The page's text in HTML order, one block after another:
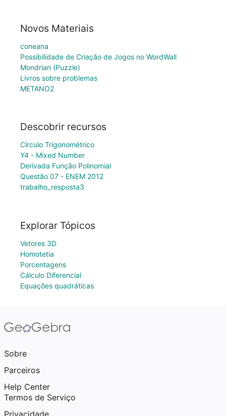
Novos Materiais
coneana
Possibilidade de Criação de Jogos no WordWall
Mondrian (Puzzle)
Livros sobre problemas
METANO2
Descobrir recursos
Círculo Trigonométrico
Y4 - Mixed Number
Derivada Função Polinomial
Questão 07 - ENEM 2012
trabalho_resposta3
Explorar Tópicos
Vetores 3D
Homotetia
Porcentagens
Cálculo Diferencial
Equações quadráticas
Sobre
Parceiros
Help Center
Termos de Serviço
Privacidade